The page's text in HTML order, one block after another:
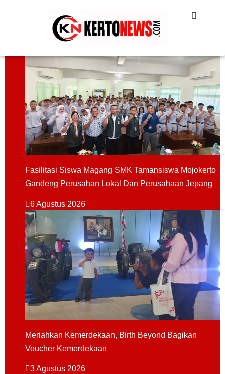
Fasilitasi Siswa Magang SMK Tamansiswa Mojokerto
Gandeng Perusahan Lokal Dan Perusahaan Jepang
6 Agustus 2026
Meriahkan Kemerdekaan, Birth Beyond Bagikan
Voucher Kemerdekaan
3 Agustus 2026